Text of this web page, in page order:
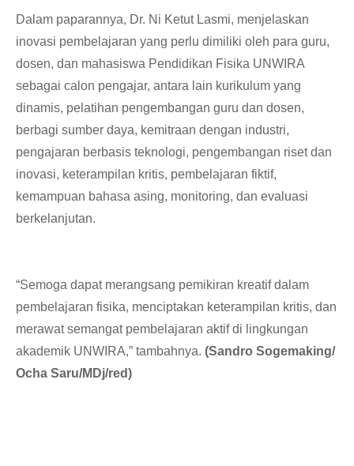
Dalam paparannya, Dr. Ni Ketut Lasmi, menjelaskan
inovasi pembelajaran yang perlu dimiliki oleh para guru,
dosen, dan mahasiswa Pendidikan Fisika UNWIRA
sebagai calon pengajar, antara lain kurikulum yang
dinamis, pelatihan pengembangan guru dan dosen,
berbagi sumber daya, kemitraan dengan industri,
pengajaran berbasis teknologi, pengembangan riset dan
inovasi, keterampilan kritis, pembelajaran fiktif,
kemampuan bahasa asing, monitoring, dan evaluasi
berkelanjutan.
“Semoga dapat merangsang pemikiran kreatif dalam
pembelajaran fisika, menciptakan keterampilan kritis, dan
merawat semangat pembelajaran aktif di lingkungan
akademik UNWIRA,” tambahnya. (Sandro Sogemaking/
Ocha Saru/MDj/red)